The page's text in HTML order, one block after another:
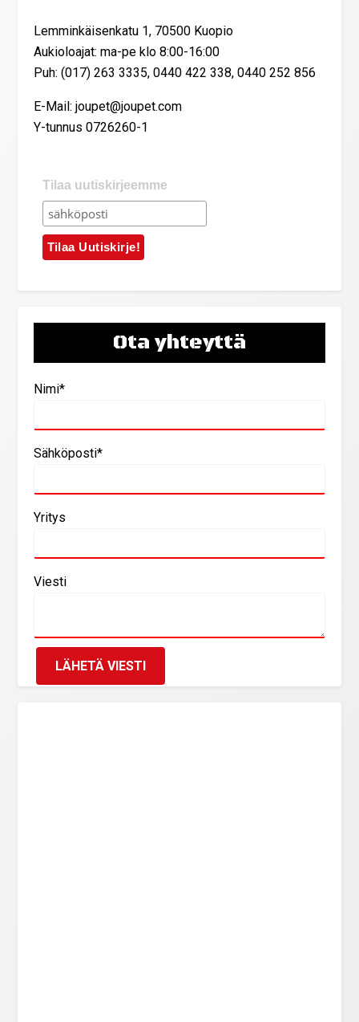
Lemminkäisenkatu 1, 70500 Kuopio
Aukioloajat: ma-pe klo 8:00-16:00
Puh: (017) 263 3335, 0440 422 338, 0440 252 856
E-Mail: joupet@joupet.com
Y-tunnus 0726260-1
Tilaa uutiskirjeemme
Ota yhteyttä
Nimi*
Sähköposti*
Yritys
Viesti